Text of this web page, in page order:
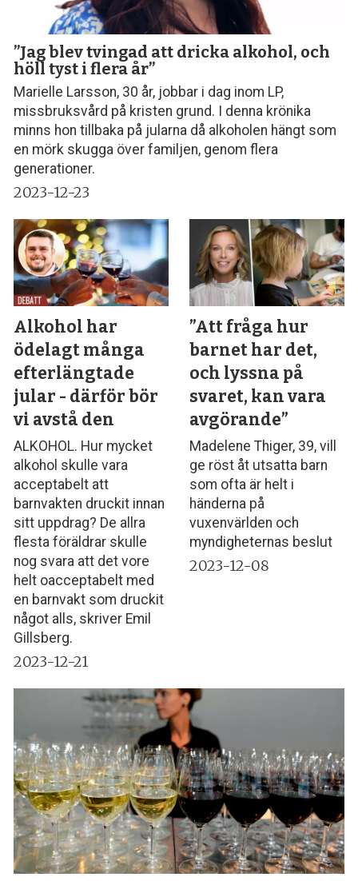
”Jag blev tvingad att dricka alkohol, och
höll tyst i flera år”
Marielle Larsson, 30 år, jobbar i dag inom LP,
missbruksvård på kristen grund. I denna krönika
minns hon tillbaka på jularna då alkoholen hängt som
en mörk skugga över familjen, genom flera
generationer.
2023-12-23
Alkohol har
ödelagt många
efterlängtade
jular - därför bör
vi avstå den
ALKOHOL. Hur mycket
alkohol skulle vara
acceptabelt att
barnvakten druckit innan
sitt uppdrag? De allra
flesta föräldrar skulle
nog svara att det vore
helt oacceptabelt med
en barnvakt som druckit
något alls, skriver Emil
Gillsberg.
2023-12-21
”Att fråga hur
barnet har det,
och lyssna på
svaret, kan vara
avgörande”
Madelene Thiger, 39, vill
ge röst åt utsatta barn
som ofta är helt i
händerna på
vuxenvärlden och
myndigheternas beslut
2023-12-08